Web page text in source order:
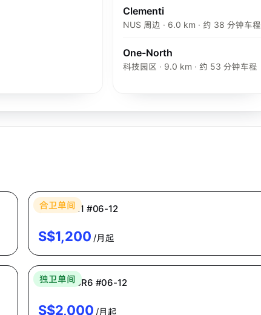
Clementi
NUS 周边 · 6.0 km · 约 38 分钟车程
One-North
科技园区 · 9.0 km · 约 53 分钟车程
合卫单间
普通房 CR1 #06-12
S$1,200 /月起
独卫单间
主人房 MBR6 #06-12
S$2,000 /月起